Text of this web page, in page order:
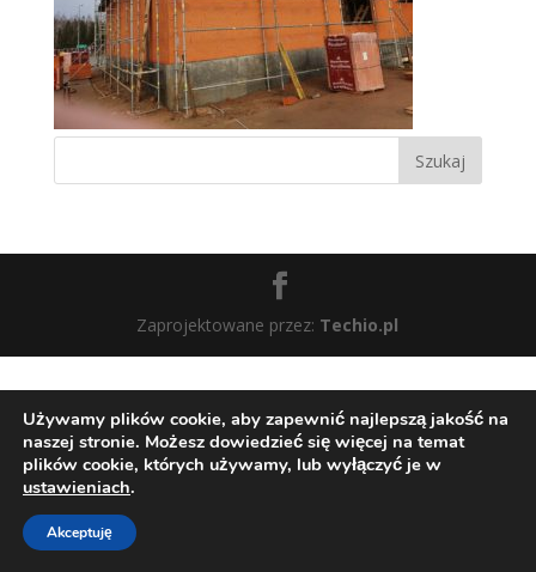
Zaprojektowane przez: Techio.pl
Używamy plików cookie, aby zapewnić najlepszą jakość na
naszej stronie. Możesz dowiedzieć się więcej na temat
plików cookie, których używamy, lub wyłączyć je w
ustawieniach.
Akceptuję